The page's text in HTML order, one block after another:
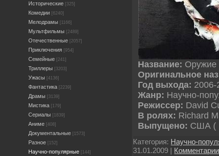
Исторические [325]
Комедии [6240]
Мелодрамы [1166]
Мультфильмы [2489]
Отечественные [2057]
Приключения [954]
Семейные [241]
Триллеры [3203]
Ужасы [4136]
Фантастика [2239]
Драмы [3139]
Мистика [179]
Сериалы [1839]
Аниме [408]
Документальные [1573]
Разное [152]
Научно-популярные [144]
Название: Оружие
Оригинальное
Год выхода: 2006-
Жанр: Научно-
Режиссер: David
В ролях: Richard
Выпущено: США (
Категория: Научно-
31.01.2009 | Комментарии